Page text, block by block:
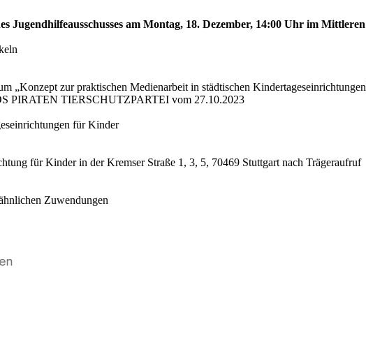
Jugendhilfeausschusses am Montag, 18. Dezember, 14:00 Uhr im
„Konzept zur praktischen Medienarbeit in städtischen
PIRATEN TIERSCHUTZPARTEI vom 27.10.2023
für Kinder
für Kinder in der Kremser Straße 1, 3, 5, 70469 Stuttgart nach Trägeraufruf
Zuwendungen